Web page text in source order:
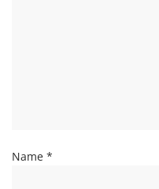
Name *